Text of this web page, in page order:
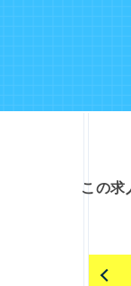
求人検索
この求